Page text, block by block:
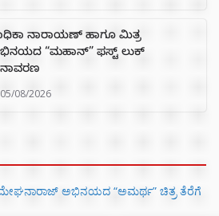
ನಾರಾಯಣ್ ಹಾಗೂ ಮಿತ್ರ
“ಮಹಾನ್” ಫಸ್ಟ್ ಲುಕ್
05/08/2026
ಮೇಘನಾರಾಜ್ ಅಭಿನಯದ “ಅಮರ್ಥ” ಚಿತ್ರ ತೆರೆಗೆ